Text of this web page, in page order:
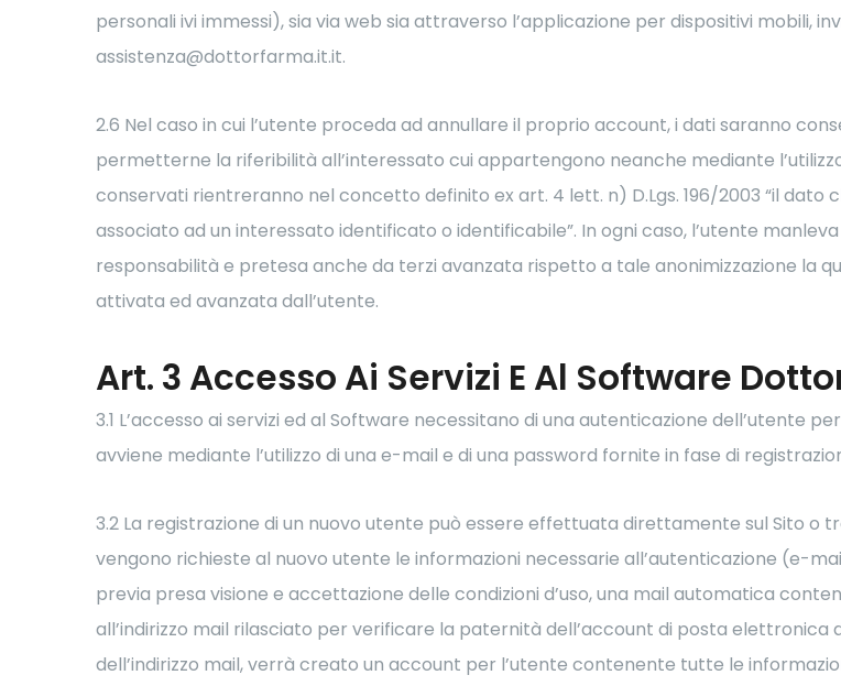
personali ivi immessi), sia via web sia attraverso l’applicazione per dispositivi mobili,
assistenza@dottorfarma.it.it.
2.6 Nel caso in cui l’utente proceda ad annullare il proprio account, i dati saranno
permetterne la riferibilità all’interessato cui appartengono neanche mediante
conservati rientreranno nel concetto definito ex art. 4 lett. n) D.Lgs. 196/2003 “il dato
associato ad un interessato identificato o identificabile”. In ogni caso, l’utente
responsabilità e pretesa anche da terzi avanzata rispetto a tale anonimizzazione la
attivata ed avanzata dall’utente.
Art. 3 Accesso Ai Servizi E Al Software
3.1 L’accesso ai servizi ed al Software necessitano di una autenticazione dell’utente
avviene mediante l’utilizzo di una e-mail e di una password fornite in fase di
3.2 La registrazione di un nuovo utente può essere effettuata direttamente sul Sito
vengono richieste al nuovo utente le informazioni necessarie all’autenticazione (e-
previa presa visione e accettazione delle condizioni d’uso, una mail automatica
all’indirizzo mail rilasciato per verificare la paternità dell’account di posta
dell’indirizzo mail, verrà creato un account per l’utente contenente tutte le